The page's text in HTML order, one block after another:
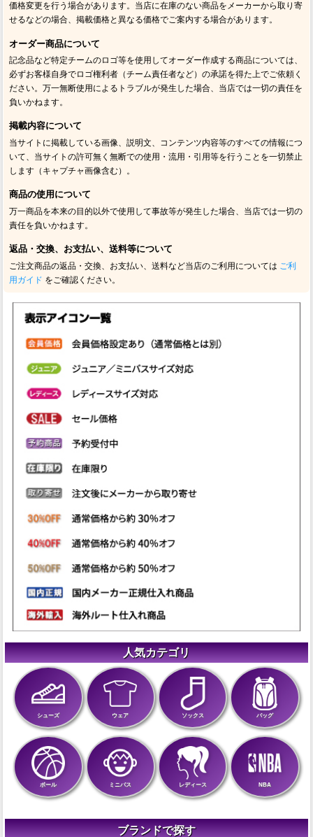
価格変更を行う場合があります。当店に在庫のない商品をメーカーから取り寄
せるなどの場合、掲載価格と異なる価格でご案内する場合があります。
オーダー商品について
記念品など特定チームのロゴ等を使用してオーダー作成する商品については、
必ずお客様自身でロゴ権利者（チーム責任者など）の承諾を得た上でご依頼く
ださい。万一無断使用によるトラブルが発生した場合、当店では一切の責任を
負いかねます。
掲載内容について
当サイトに掲載している画像、説明文、コンテンツ内容等のすべての情報につ
いて、当サイトの許可無く無断での使用・流用・引用等を行うことを一切禁止
します（キャプチャ画像含む）。
商品の使用について
万一商品を本来の目的以外で使用して事故等が発生した場合、当店では一切の
責任を負いかねます。
返品・交換、お支払い、送料等について
ご注文商品の返品・交換、お支払い、送料など当店のご利用については ご利
用ガイド をご確認ください。
人気カテゴリ
シューズ ウェア ソックス バッグ
ボール ミニバス レディース NBA
ブランドで探す